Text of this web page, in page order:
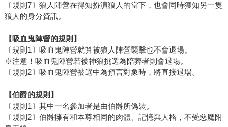
〔規則7〕狼人陣營在得知扮演狼人的當下，也會同時獲知另一隻
狼人的身分資訊。
【吸血鬼陣營的規則】
〔規則1〕吸血鬼陣營就算被狼人陣營襲擊也不會退場。
※注意！吸血鬼陣營若被神狼挑選為陪葬者則會退場。
〔規則2〕吸血鬼陣營被選中為預言對象時，將直接退場。
【伯爵的規則】
〔規則1〕其中一名參加者是由伯爵所偽裝。
〔規則2〕伯爵擁有和本尊相同的肉體、記憶與人格，不受惡魔附